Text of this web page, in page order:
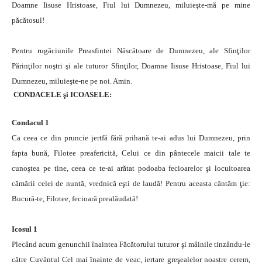
Doamne Iisuse Hristoase, Fiul lui Dumnezeu, miluieşte-mă pe mine
păcătosul!
Pentru rugăciunile Preasfintei Născătoare de Dumnezeu, ale Sfinţilor
Părinţilor noştri şi ale tuturor Sfinţilor, Doamne Iisuse Hristoase, Fiul lui
Dumnezeu, miluieşte-ne pe noi. Amin.
CONDACELE şi ICOASELE:
Condacul 1
Ca ceea ce din pruncie jertfă fără prihană te-ai adus lui Dumnezeu, prin
fapta bună, Filotee preafericită, Celui ce din pântecele maicii tale te
cunoştea pe tine, ceea ce te-ai arătat podoaba fecioarelor şi locuitoarea
cămării celei de nuntă, vrednică eşti de laudă! Pentru aceasta cântăm ţie:
Bucură-te, Filotee, fecioară prealăudată!
Icosul 1
Plecând acum genunchii înaintea Făcătorului tuturor şi mâinile tinzându-le
către Cuvântul Cel mai înainte de veac, iertare greşealelor noastre cerem,